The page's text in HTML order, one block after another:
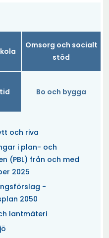
Omsorg och socialt
stöd
Bo och bygga
och riva
i plan- och
(PBL) från och med
2025
-
2050
lantmäteri